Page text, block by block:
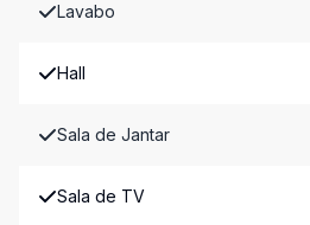
Lavabo
Hall
Sala de Jantar
Sala de TV